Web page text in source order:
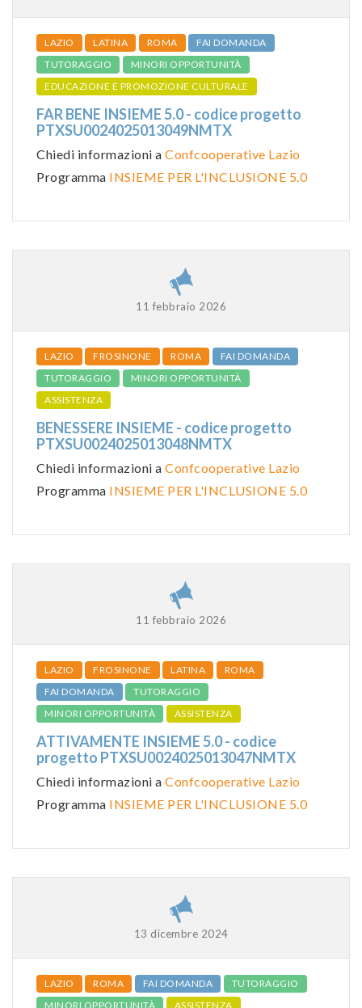
LAZIO LATINA ROMA
FAI DOMANDA
TUTORAGGIO
MINORI OPPORTUNITÀ
EDUCAZIONE E PROMOZIONE CULTURALE
FAR BENE INSIEME 5.0 - codice progetto
PTXSU0024025013049NMTX
Chiedi informazioni a Confcooperative Lazio
Programma INSIEME PER L'INCLUSIONE 5.0
11 febbraio 2026
LAZIO FROSINONE ROMA
FAI DOMANDA
TUTORAGGIO
MINORI OPPORTUNITÀ
ASSISTENZA
BENESSERE INSIEME - codice progetto
PTXSU0024025013048NMTX
Chiedi informazioni a Confcooperative Lazio
Programma INSIEME PER L'INCLUSIONE 5.0
11 febbraio 2026
LAZIO FROSINONE LATINA
ROMA
FAI DOMANDA
TUTORAGGIO
MINORI OPPORTUNITÀ
ASSISTENZA
ATTIVAMENTE INSIEME 5.0 - codice
progetto PTXSU0024025013047NMTX
Chiedi informazioni a Confcooperative Lazio
Programma INSIEME PER L'INCLUSIONE 5.0
13 dicembre 2024
LAZIO ROMA FAI DOMANDA
TUTORAGGIO
MINORI OPPORTUNITÀ
ASSISTENZA